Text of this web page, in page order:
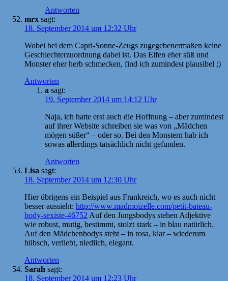
Antworten
mrx sagt:
18. September 2014 um 12:32 Uhr
Wobei bei dem Capri-Sonne-Zeugs zugegebenermaßen keine
Geschlechterzuordnung dabei ist. Das Elfen eher süß und
Monster eher herb schmecken, find ich zumindest plausibel ;)
Antworten
a sagt:
19. September 2014 um 14:12 Uhr
Naja, ich hatte erst auch die Hoffnung – aber zumindest
auf ihrer Website schreiben sie was von „Mädchen
mögen süßer“ – oder so. Bei den Monstern hab ich
sowas allerdings tatsächlich nicht gefunden.
Antworten
Lisa sagt:
18. September 2014 um 12:30 Uhr
Hier übrigens ein Beispiel aus Frankreich, wo es auch nicht
besser aussieht: http://www.madmoizelle.com/petit-bateau-
body-sexiste-46752 Auf den Jungsbodys stehen Adjektive
wie robust, mutig, bestimmt, stolzt stark – in blau natürlich.
Auf den Mädchenbodys steht – in rosa, klar – wiederum
hübsch, verliebt, niedlich, elegant.
Antworten
Sarah sagt:
18. September 2014 um 12:23 Uhr